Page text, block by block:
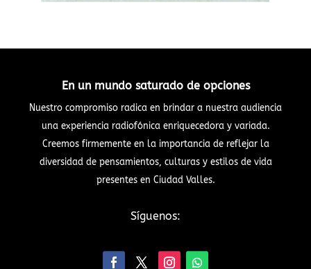
En un mundo saturado de opciones
Nuestro compromiso radica en brindar a nuestra audiencia
una experiencia radiofónica enriquecedora y variada.
Creemos firmemente en la importancia de reflejar la
diversidad de pensamientos, culturas y estilos de vida
presentes en Ciudad Valles.
Síguenos: